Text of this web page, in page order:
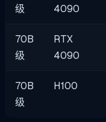
级
4090
70B
级
RTX
4090
70B
级
H100